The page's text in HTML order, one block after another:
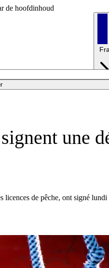
de hoofdinhoud
une
de pêche, ont signé